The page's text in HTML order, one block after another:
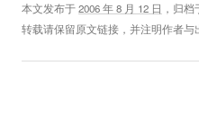
本文发布于2006 年 8 月 12 日 ，归档
转载请保留原文链接，并注明作者与